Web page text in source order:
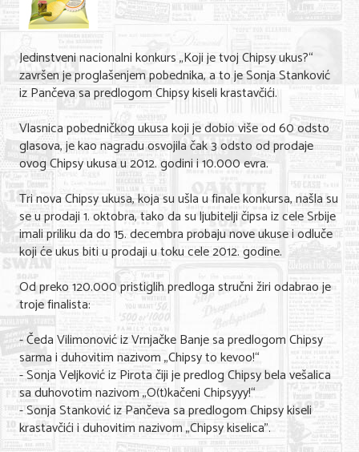
Shopping
Sve za venčanje
Sve za decu
Gastronomija
Kuća i bašta
Zdravlje i medicina
Sport i rekreacija
Hobi i razonoda
ADRESAR
Posao
Usluge
Nega lica i tela
Shopping
Sve za venčanje
Jedinstveni nacionalni konkurs „Koji je tvoj Chipsy ukus?“
završen je proglašenjem pobednika, a to je Sonja Stanković
iz Pančeva sa predlogom Chipsy kiseli krastavčići.
Vlasnica pobedničkog ukusa koji je dobio više od 60 odsto
glasova, je kao nagradu osvojila čak 3 odsto od prodaje
ovog Chipsy ukusa u 2012. godini i 10.000 evra.
Tri nova Chipsy ukusa, koja su ušla u finale konkursa, našla su
se u prodaji 1. oktobra, tako da su ljubitelji čipsa iz cele Srbije
imali priliku da do 15. decembra probaju nove ukuse i odluče
koji će ukus biti u prodaji u toku cele 2012. godine.
Od preko 120.000 pristiglih predloga stručni žiri odabrao je
troje finalista:
- Čeda Vilimonović iz Vrnjačke Banje sa predlogom Chipsy
sarma i duhovitim nazivom „Chipsy to kevoo!“
- Sonja Veljković iz Pirota čiji je predlog Chipsy bela vešalica
sa duhovotim nazivom „O(t)kačeni Chipsyyy!“
- Sonja Stanković iz Pančeva sa predlogom Chipsy kiseli
krastavčići i duhovitim nazivom „Chipsy kiselica”.